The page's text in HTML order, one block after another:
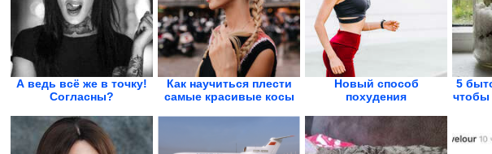
А ведь всё же в точку!
Согласны?
Как научиться плести
самые красивые косы
Новый способ
похудения
5
чтобы